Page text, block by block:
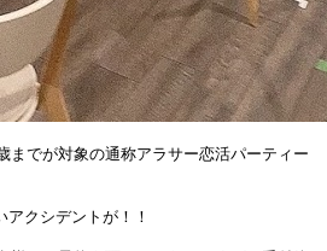
までが対象の通称アラサー恋活パーティー
クシデントが！！